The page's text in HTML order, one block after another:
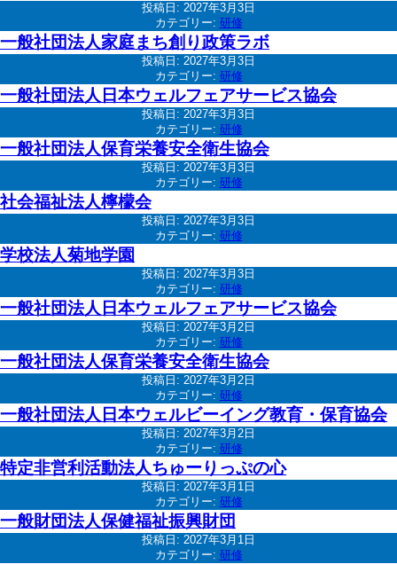
投稿日: 2027年3月3日
カテゴリー: 研修
一般社団法人家庭まち創り政策ラボ
投稿日: 2027年3月3日
カテゴリー: 研修
一般社団法人日本ウェルフェアサービス協会
投稿日: 2027年3月3日
カテゴリー: 研修
一般社団法人保育栄養安全衛生協会
投稿日: 2027年3月3日
カテゴリー: 研修
社会福祉法人檸檬会
投稿日: 2027年3月3日
カテゴリー: 研修
学校法人菊地学園
投稿日: 2027年3月3日
カテゴリー: 研修
一般社団法人日本ウェルフェアサービス協会
投稿日: 2027年3月2日
カテゴリー: 研修
一般社団法人保育栄養安全衛生協会
投稿日: 2027年3月2日
カテゴリー: 研修
一般社団法人日本ウェルビーイング教育・保育協会
投稿日: 2027年3月2日
カテゴリー: 研修
特定非営利活動法人ちゅーりっぷの心
投稿日: 2027年3月1日
カテゴリー: 研修
一般財団法人保健福祉振興財団
投稿日: 2027年3月1日
カテゴリー: 研修